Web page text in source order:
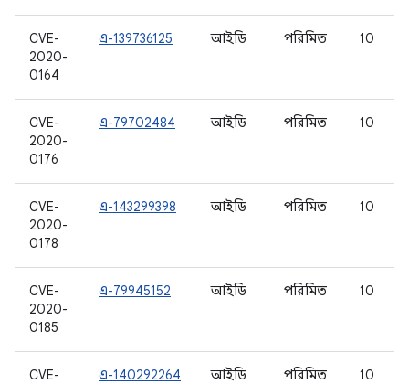
CVE-
2020-
0164
এ-139736125 আইডি পরিমিত 10
CVE-
2020-
0176
এ-79702484 আইডি পরিমিত 10
CVE-
2020-
0178
এ-143299398 আইডি পরিমিত 10
CVE-
2020-
0185
এ-79945152 আইডি পরিমিত 10
CVE-
এ-140292264 আইডি পরিমিত 10